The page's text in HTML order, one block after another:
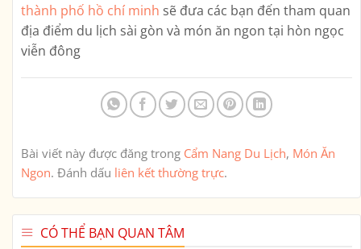
thành phố hồ chí minh sẽ đưa các bạn đến tham quan
địa điểm du lịch sài gòn và món ăn ngon tại hòn ngọc
viễn đông
Bài viết này được đăng trong Cẩm Nang Du Lịch, Món Ăn
Ngon. Đánh dấu liên kết thường trực.
CÓ THỂ BẠN QUAN TÂM